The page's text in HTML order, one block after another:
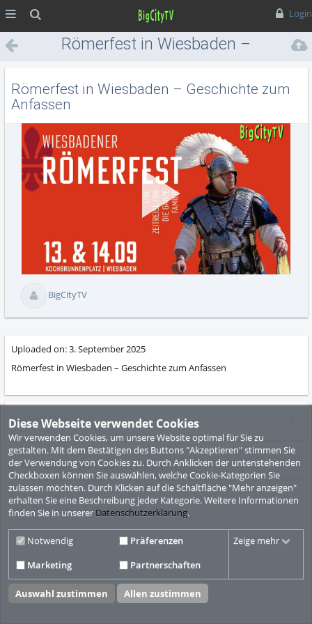
Login
Diese Webseite verwendet Cookies
Wir verwenden Cookies, um unsere Website optimal für Sie zu
gestalten. Mit dem Bestätigen des Buttons "Akzeptieren" stimmen Sie
der Verwendung von Cookies zu. Durch Anklicken der untenstehenden
Checkboxen können Sie auswählen, welche Cookie-Kategorien Sie
zulassen möchten. Durch Klicken auf die Schaltfläche "Mehr anzeigen"
erhalten Sie eine Beschreibung jeder Kategorie. Weitere Informationen
finden Sie in unserer Datenschutzerklärung.
Notwendig
Präferenzen
Marketing
Partnerschaften
Zeige mehr
Auswahl zustimmen Allen zustimmen
Römerfest in Wiesbaden –
Geschichte zum Anfassen
Römerfest in Wiesbaden – Geschichte zum
Anfassen
BigCityTV
Uploaded on:3. September 2025
Römerfest in Wiesbaden – Geschichte zum Anfassen
Related Media
© ViMP GmbH 2010-2026
Desktop Version
Nutzungsbedingungen
Datenschutzbestimmungen Impressum
Video CMS powered by ViMP (Ultimate)© 2010-2026